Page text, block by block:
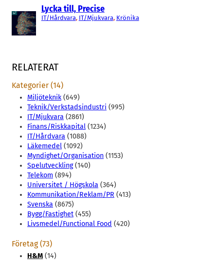
Lycka till, Precise
IT/Hårdvara, IT/Mjukvara, Krönika
RELATERAT
Kategorier (14)
Miljöteknik(649)
Teknik/Verkstadsindustri (995)
IT/Mjukvara (2861)
Finans/Riskkapital (1234)
IT/Hårdvara (1088)
Läkemedel (1092)
Myndighet/Organisation (1153)
Spelutveckling(140)
Telekom (894)
Universitet / Högskola (364)
Kommunikation/Reklam/PR (413)
Svenska (8675)
Bygg/Fastighet (455)
Livsmedel/Functional Food (420)
Företag (73)
H&M (14)